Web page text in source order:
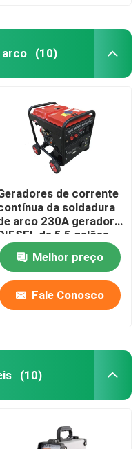
arco (10)
de corrente
da soldadura
arco 230A gerador
de 5,5 galões
Melhor preço
Fale Conosco
(10)